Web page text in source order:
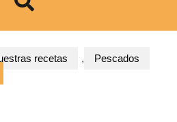
recetas ,
Pescados